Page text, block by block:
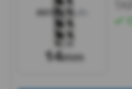
Landvast